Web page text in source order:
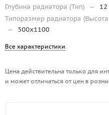
Глубина радиатора (Тип)
—
12
Типоразмер радиатора
—
500х1100
Все характеристики
Цена действительна только для
и может отличаться от цен в